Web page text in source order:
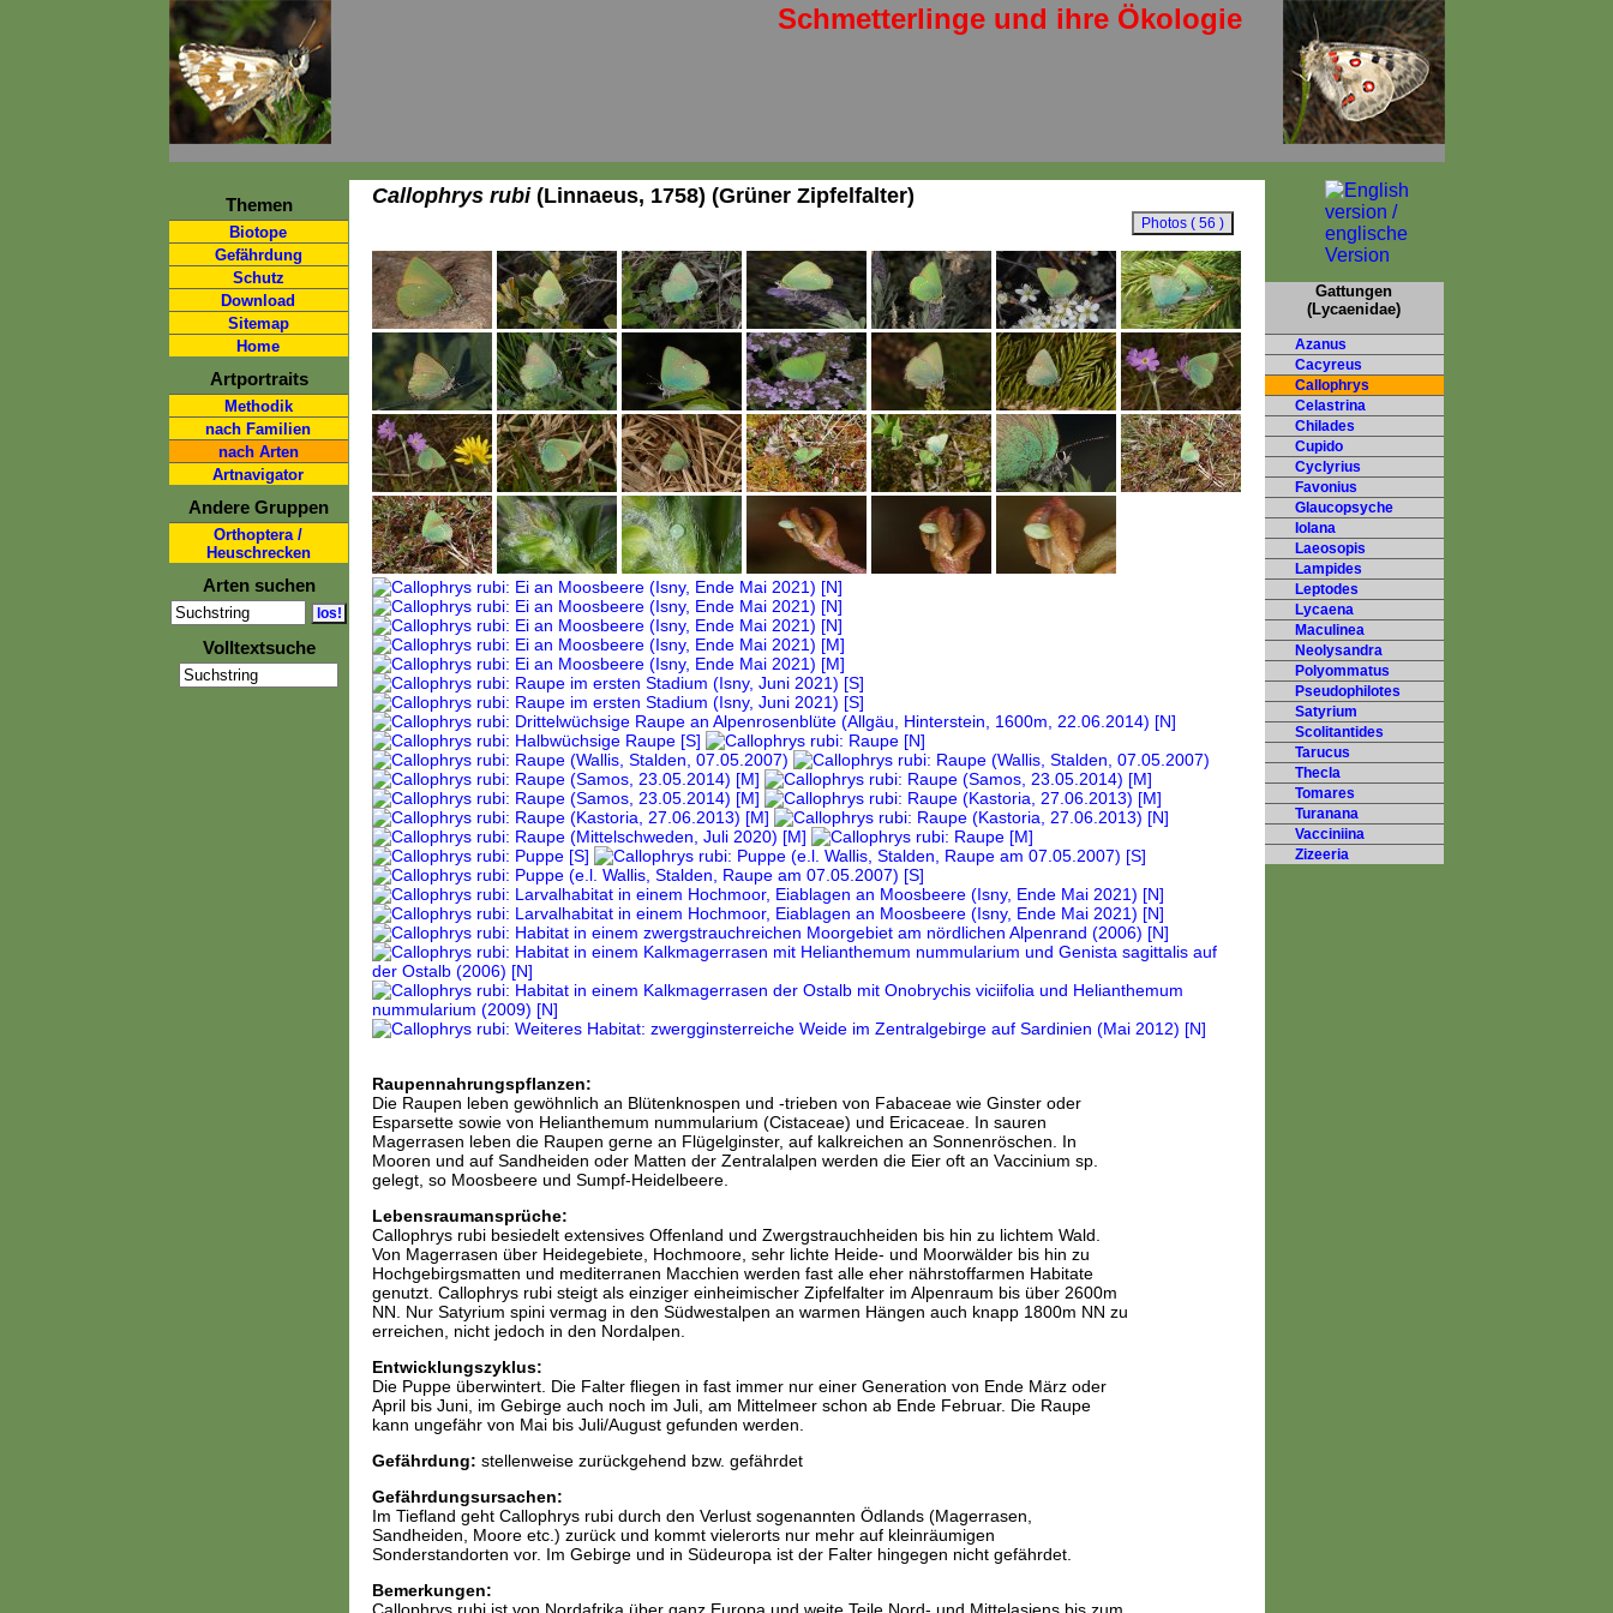
Schmetterlinge und ihre Ökologie
Themen
Biotope
Gefährdung
Schutz
Download
Sitemap
Home
Artportraits
Methodik
nach Familien
nach Arten
Artnavigator
Andere Gruppen
Orthoptera /
Heuschrecken
Arten suchen
Volltextsuche
Callophrys rubi(Linnaeus, 1758) (Grüner Zipfelfalter)
Raupennahrungspflanzen:
Die Raupen leben gewöhnlich an Blütenknospen und -trieben von Fabaceae wie Ginster oder
Esparsette sowie von Helianthemum nummularium (Cistaceae) und Ericaceae. In sauren
Magerrasen leben die Raupen gerne an Flügelginster, auf kalkreichen an Sonnenröschen. In
Mooren und auf Sandheiden oder Matten der Zentralalpen werden die Eier oft an Vaccinium sp.
gelegt, so Moosbeere und Sumpf-Heidelbeere.
Lebensraumansprüche:
Callophrys rubi besiedelt extensives Offenland und Zwergstrauchheiden bis hin zu lichtem Wald.
Von Magerrasen über Heidegebiete, Hochmoore, sehr lichte Heide- und Moorwälder bis hin zu
Hochgebirgsmatten und mediterranen Macchien werden fast alle eher nährstoffarmen Habitate
genutzt. Callophrys rubi steigt als einziger einheimischer Zipfelfalter im Alpenraum bis über 2600m
NN. Nur Satyrium spini vermag in den Südwestalpen an warmen Hängen auch knapp 1800m NN zu
erreichen, nicht jedoch in den Nordalpen.
Entwicklungszyklus:
Die Puppe überwintert. Die Falter fliegen in fast immer nur einer Generation von Ende März oder
April bis Juni, im Gebirge auch noch im Juli, am Mittelmeer schon ab Ende Februar. Die Raupe
kann ungefähr von Mai bis Juli/August gefunden werden.
Gefährdung: stellenweise zurückgehend bzw. gefährdet
Gefährdungsursachen:
Im Tiefland geht Callophrys rubi durch den Verlust sogenannten Ödlands (Magerrasen,
Sandheiden, Moore etc.) zurück und kommt vielerorts nur mehr auf kleinräumigen
Sonderstandorten vor. Im Gebirge und in Südeuropa ist der Falter hingegen nicht gefährdet.
Bemerkungen:
Gattungen
(Lycaenidae)
Azanus
Cacyreus
Callophrys
Celastrina
Chilades
Cupido
Cyclyrius
Favonius
Glaucopsyche
Iolana
Laeosopis
Lampides
Leptodes
Lycaena
Maculinea
Neolysandra
Polyommatus
Pseudophilotes
Satyrium
Scolitantides
Tarucus
Thecla
Tomares
Turanana
Vacciniina
Zizeeria